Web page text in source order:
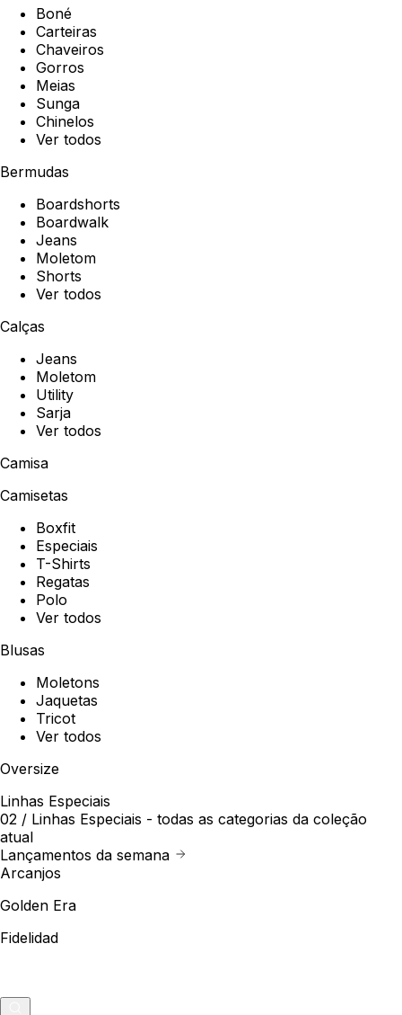
Boné
Carteiras
Chaveiros
Gorros
Meias
Sunga
Chinelos
Ver todos
Bermudas
Boardshorts
Boardwalk
Jeans
Moletom
Shorts
Ver todos
Calças
Jeans
Moletom
Utility
Sarja
Ver todos
Camisa
Camisetas
Boxfit
Especiais
T-Shirts
Regatas
Polo
Ver todos
Blusas
Moletons
Jaquetas
Tricot
Ver todos
Oversize
Linhas Especiais
02 / Linhas Especiais - todas as categorias da coleção
atual
Lançamentos da semana
Arcanjos
Golden Era
Fidelidad